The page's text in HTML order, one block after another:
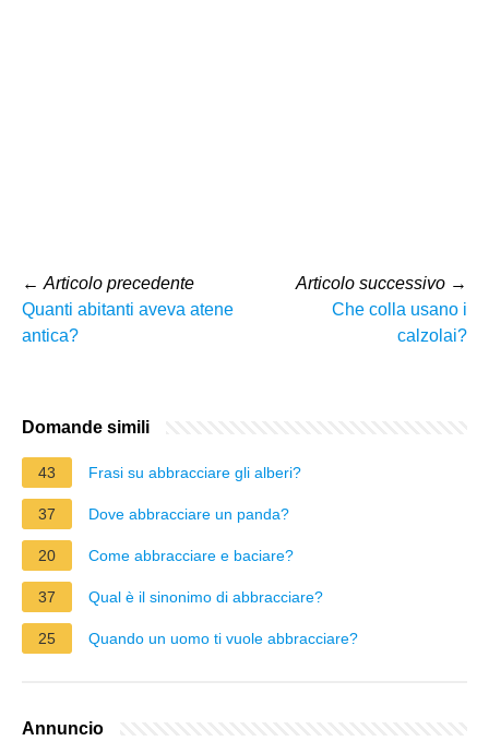
← Articolo precedente
Quanti abitanti aveva atene
antica?
Articolo successivo →
Che colla usano i
calzolai?
Domande simili
43 Frasi su abbracciare gli alberi?
37 Dove abbracciare un panda?
20 Come abbracciare e baciare?
37 Qual è il sinonimo di abbracciare?
25 Quando un uomo ti vuole abbracciare?
Annuncio